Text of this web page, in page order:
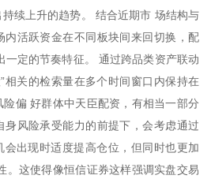
续上升的趋势。 结合近期市 场结构与
内活跃资金在不同板块间来回切换，配
一定的节奏特征。 通过跨品类资产联动
相关的检索量在多个时间窗口内保持在
偏 好群体中天臣配资，有相当一部分
身风险承受能力的前提下，会考虑通过
出现时适度提高仓位，但同时也更加
。这使得像恒信证券这样强调实盘交易